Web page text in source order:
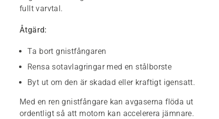
fullt varvtal.
Åtgärd:
Ta bort gnistfångaren
Rensa sotavlagringar med en stålborste
Byt ut om den är skadad eller kraftigt igensatt.
Med en ren gnistfångare kan avgaserna flöda ut
ordentligt så att motorn kan accelerera jämnare.